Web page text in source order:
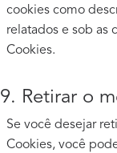
cookies como
relatados e sob as
Cookies.
9. Retirar o
Se você desejar
Cookies, você